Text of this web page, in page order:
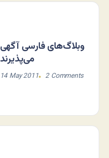
وبلاگ‌های فارسی آگهی
می‌پذیرند
14 May 2011 2 Comments